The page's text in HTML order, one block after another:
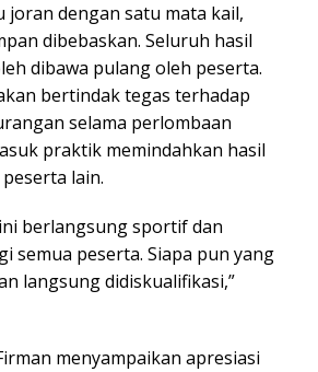
joran dengan satu mata kail,
dibebaskan. Seluruh hasil
dibawa pulang oleh peserta.
bertindak tegas terhadap
selama perlombaan
praktik memindahkan hasil
lain.
berlangsung sportif dan
semua peserta. Siapa pun yang
langsung didiskualifikasi,”
menyampaikan apresiasi